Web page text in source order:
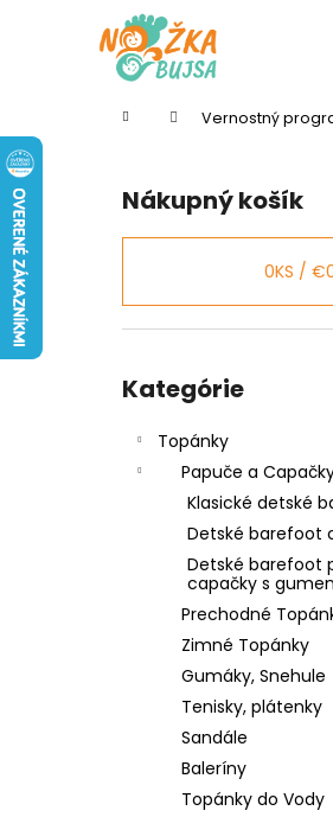
Domov Vernostný
Nákupný košík
0KS /
kategórie
Kategórie
Topánky
Papuče a
Klasické detské
Detské barefoot
Detské barefoot
capačky s
Prechodné
Zimné Topánky
Gumáky, Snehule
Tenisky, plátenky
Sandále
Baleríny
Topánky do Vody
k
Späť
Späť